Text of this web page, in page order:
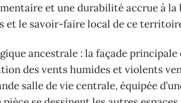
et une durabilité accrue à la
et le savoir-faire local de ce
ancestrale : la façade
des vents humides et violents
salle de vie centrale, équipée